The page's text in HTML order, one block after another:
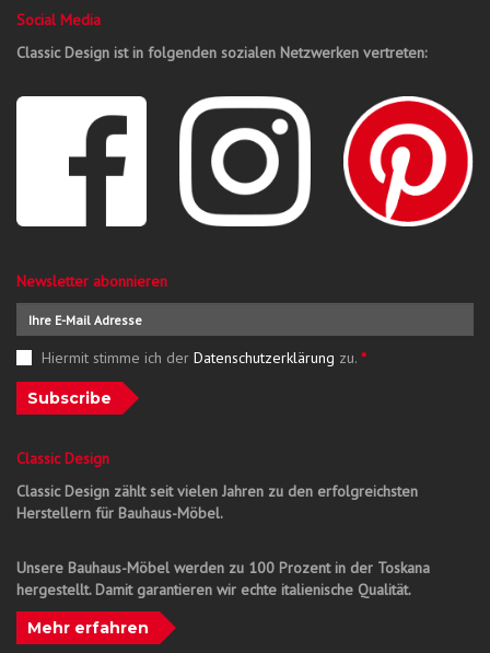
Social Media
Classic Design ist in folgenden sozialen Netzwerken vertreten:
Newsletter abonnieren
Hiermit stimme ich der Datenschutzerklärung zu. *
Subscribe
Classic Design
Classic Design zählt seit vielen Jahren zu den erfolgreichsten
Herstellern für Bauhaus-Möbel.
Unsere Bauhaus-Möbel werden zu 100 Prozent in der Toskana
hergestellt. Damit garantieren wir echte italienische Qualität.
Mehr erfahren